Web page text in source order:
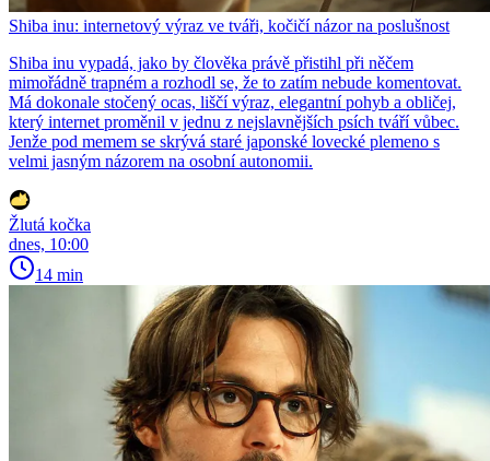
Shiba inu: internetový výraz ve tváři, kočičí názor na poslušnost
Shiba inu vypadá, jako by člověka právě přistihl při něčem
mimořádně trapném a rozhodl se, že to zatím nebude komentovat.
Má dokonale stočený ocas, liščí výraz, elegantní pohyb a obličej,
který internet proměnil v jednu z nejslavnějších psích tváří vůbec.
Jenže pod memem se skrývá staré japonské lovecké plemeno s
velmi jasným názorem na osobní autonomii.
Žlutá kočka
dnes, 10:00
14 min